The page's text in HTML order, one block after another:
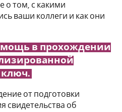
о том, с какими
ваши коллеги и как они
в прохождении
от подготовки
свидетельства об